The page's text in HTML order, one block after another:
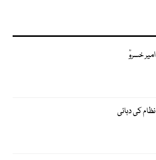
امیر خسروؒ
نظام کی دہائی